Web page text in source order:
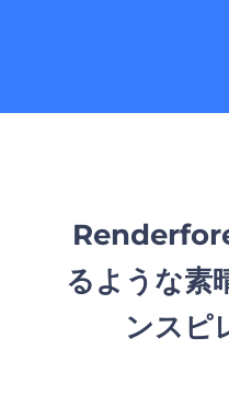
るような素
ンスピ